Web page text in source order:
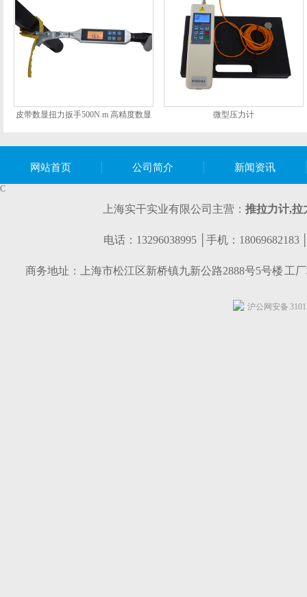
皮带数显扭力扳手500N.m 高精度数显
微型压力计
网站首页 公司简介 新闻资讯
C
上海实干实业有限公司主营： 推拉力计,拉
电话：13296038995 │手机：
商务地址：上海市松江区新桥镇九新公路2888号5号楼 工
沪公网安备